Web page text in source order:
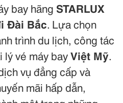
bay hãng STARLUX
Đài Bắc. Lựa chọn
trình du lịch, công tác
lý vé máy bayViệt Mỹ.
vụ đẳng cấp và
mãi hấp dẫn,